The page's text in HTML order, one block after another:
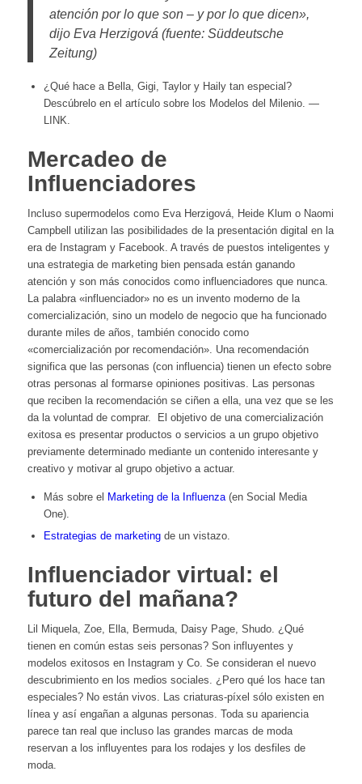
atención por lo que son – y por lo que dicen»,
dijo Eva Herzigová (fuente: Süddeutsche
Zeitung)
¿Qué hace a Bella, Gigi, Taylor y Haily tan especial?
Descúbrelo en el artículo sobre los Modelos del Milenio. —
LINK.
Mercadeo de
Influenciadores
Incluso supermodelos como Eva Herzigová, Heide Klum o Naomi
Campbell utilizan las posibilidades de la presentación digital en la
era de Instagram y Facebook. A través de puestos inteligentes y
una estrategia de marketing bien pensada están ganando
atención y son más conocidos como influenciadores que nunca.
La palabra «influenciador» no es un invento moderno de la
comercialización, sino un modelo de negocio que ha funcionado
durante miles de años, también conocido como
«comercialización por recomendación». Una recomendación
significa que las personas (con influencia) tienen un efecto sobre
otras personas al formarse opiniones positivas. Las personas
que reciben la recomendación se ciñen a ella, una vez que se les
da la voluntad de comprar. El objetivo de una comercialización
exitosa es presentar productos o servicios a un grupo objetivo
previamente determinado mediante un contenido interesante y
creativo y motivar al grupo objetivo a actuar.
Más sobre el Marketing de la Influenza(en Social Media
One).
Estrategias de marketingde un vistazo.
Influenciador virtual: el
futuro del mañana?
Lil Miquela, Zoe, Ella, Bermuda, Daisy Page, Shudo. ¿Qué
tienen en común estas seis personas? Son influyentes y
modelos exitosos en Instagram y Co. Se consideran el nuevo
descubrimiento en los medios sociales. ¿Pero qué los hace tan
especiales? No están vivos. Las criaturas-píxel sólo existen en
línea y así engañan a algunas personas. Toda su apariencia
parece tan real que incluso las grandes marcas de moda
reservan a los influyentes para los rodajes y los desfiles de
moda.